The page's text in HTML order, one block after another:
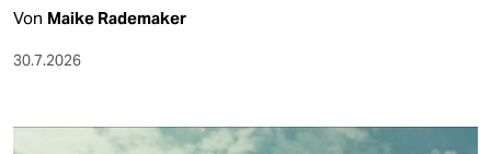
shop
fragen & hilfe
Von Maike Rademaker
30.7.2026